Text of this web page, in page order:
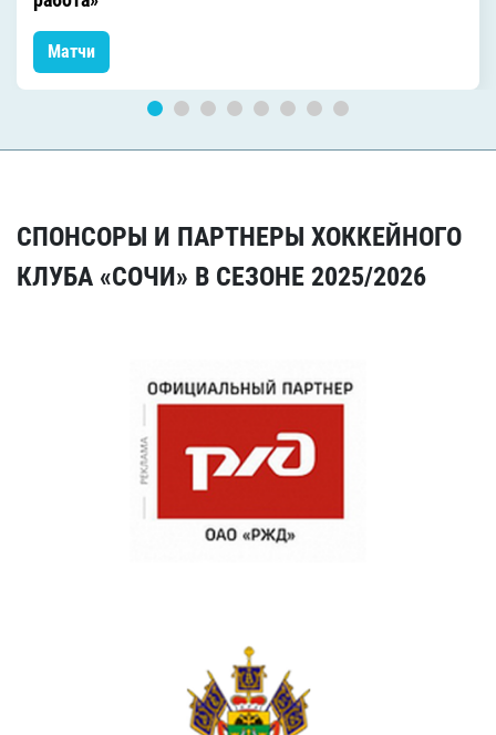
Матчи
СПОНСОРЫ И ПАРТНЕРЫ ХОККЕЙНОГО
КЛУБА «СОЧИ» В СЕЗОНЕ 2025/2026